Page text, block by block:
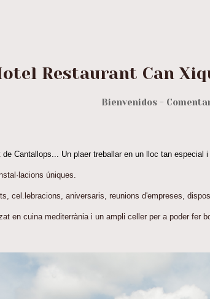
Restaurant Can
Bienvenidos -
Cantallops... Un plaer treballar en un lloc tan especial
úniques.
cel.lebracions, aniversaris, reunions d'empreses,
en cuina mediterrània i un ampli celler per a poder fer